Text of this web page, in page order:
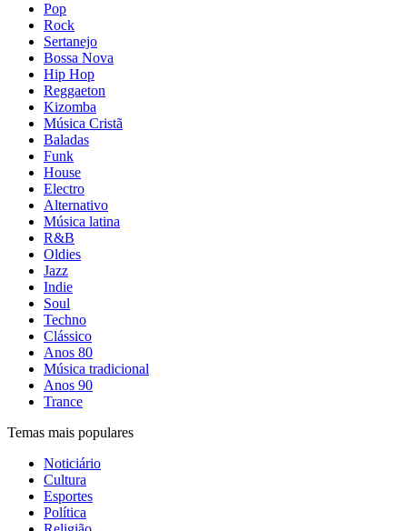
Pop
Rock
Sertanejo
Bossa Nova
Hip Hop
Reggaeton
Kizomba
Música Cristã
Baladas
Funk
House
Electro
Alternativo
Música latina
R&B
Oldies
Jazz
Indie
Soul
Techno
Clássico
Anos 80
Música tradicional
Anos 90
Trance
Temas mais populares
Noticiário
Cultura
Esportes
Política